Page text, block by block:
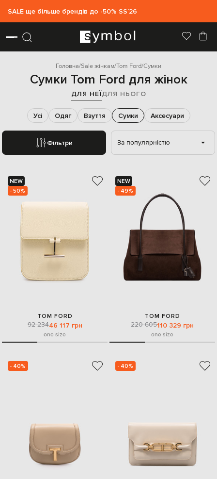
SALE ще більше брендів до -50% SS`26
Головна Sale жінкам Tom Ford Сумки
Сумки Tom Ford для жінок
ДЛЯ НЕЇДЛЯ НЬОГО
Фільтри
Усі Одяг Взуття Сумки Аксесуари
За популярністю
NEW
- 50%
TOM FORD
92 23446 117 грн
one size
NEW
- 49%
TOM FORD
220 605110 329 грн
one size
- 40% - 40%